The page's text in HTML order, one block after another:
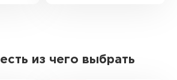
из чего выбрать